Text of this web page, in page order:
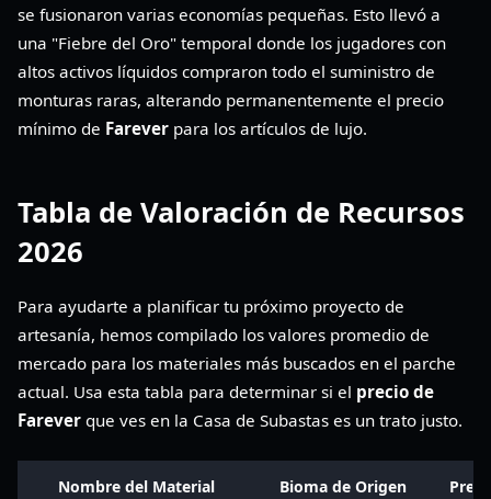
se fusionaron varias economías pequeñas. Esto llevó a
una "Fiebre del Oro" temporal donde los jugadores con
altos activos líquidos compraron todo el suministro de
monturas raras, alterando permanentemente el precio
mínimo de Farever para los artículos de lujo.
Tabla de Valoración de Recursos
2026
Para ayudarte a planificar tu próximo proyecto de
artesanía, hemos compilado los valores promedio de
mercado para los materiales más buscados en el parche
actual. Usa esta tabla para determinar si el precio de
Farever que ves en la Casa de Subastas es un trato justo.
Nombre del Material Bioma de Origen